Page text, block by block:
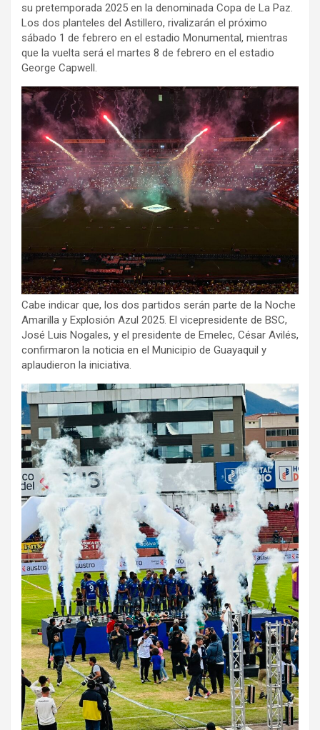
su pretemporada 2025 en la denominada Copa de La Paz.
Los dos planteles del Astillero, rivalizarán el próximo
sábado 1 de febrero en el estadio Monumental, mientras
que la vuelta será el martes 8 de febrero en el estadio
George Capwell.
Cabe indicar que, los dos partidos serán parte de la Noche
Amarilla y Explosión Azul 2025. El vicepresidente de BSC,
José Luis Nogales, y el presidente de Emelec, César Avilés,
confirmaron la noticia en el Municipio de Guayaquil y
aplaudieron la iniciativa.